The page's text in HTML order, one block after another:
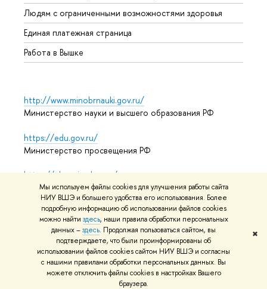
Мы используем файлы cookies для улучшения работы сайта
НИУ ВШЭ и большего удобства его использования. Более
подробную информацию об использовании файлов cookies
можно найти здесь, наши правила обработки персональных
данных –здесь. Продолжая пользоваться сайтом, вы
подтверждаете, что были проинформированы об
использовании файлов cookies сайтом НИУ ВШЭ и согласны
с нашими правилами обработки персональных данных. Вы
можете отключить файлы cookies в настройках Вашего
браузера.
✖
Людям с ограниченными возможностями здоровья
Единая платежная страница
Работа в Вышке
http://www.minobrnauki.gov.ru/
Министерство науки и высшего образования РФ
https://edu.gov.ru/
Министерство просвещения РФ
https://elearning.hse.ru/mooc
Массовые открытые онлайн-курсы
© НИУ ВШЭ 1993–2026 Адреса и контактыУсловия
использования материаловПолитика конфиденциальности
Карта сайта
Редактору